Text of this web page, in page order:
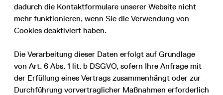
dadurch die Kontaktformulare unserer Website nicht
mehr funktionieren, wenn Sie die Verwendung von
Cookies deaktiviert haben.
Die Verarbeitung dieser Daten erfolgt auf Grundlage
von Art. 6 Abs. 1 lit. b DSGVO, sofern Ihre Anfrage mit
der Erfüllung eines Vertrags zusammenhängt oder zur
Durchführung vorvertraglicher Maßnahmen erforderlich